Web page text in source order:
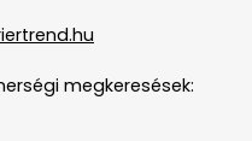
megkeresések: